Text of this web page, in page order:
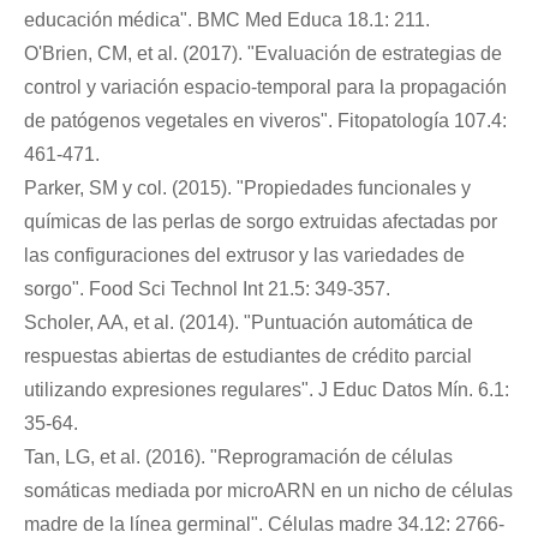
educación médica". BMC Med Educa 18.1: 211.
O'Brien, CM, et al. (2017). "Evaluación de estrategias de
control y variación espacio-temporal para la propagación
de patógenos vegetales en viveros". Fitopatología 107.4:
461-471.
Parker, SM y col. (2015). "Propiedades funcionales y
químicas de las perlas de sorgo extruidas afectadas por
las configuraciones del extrusor y las variedades de
sorgo". Food Sci Technol Int 21.5: 349-357.
Scholer, AA, et al. (2014). "Puntuación automática de
respuestas abiertas de estudiantes de crédito parcial
utilizando expresiones regulares". J Educ Datos Mín. 6.1:
35-64.
Tan, LG, et al. (2016). "Reprogramación de células
somáticas mediada por microARN en un nicho de células
madre de la línea germinal". Células madre 34.12: 2766-